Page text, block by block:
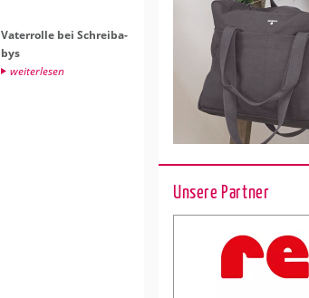
Va­ter­rol­le bei Schreiba­
bys
wei­ter­le­sen
Unsere Partner